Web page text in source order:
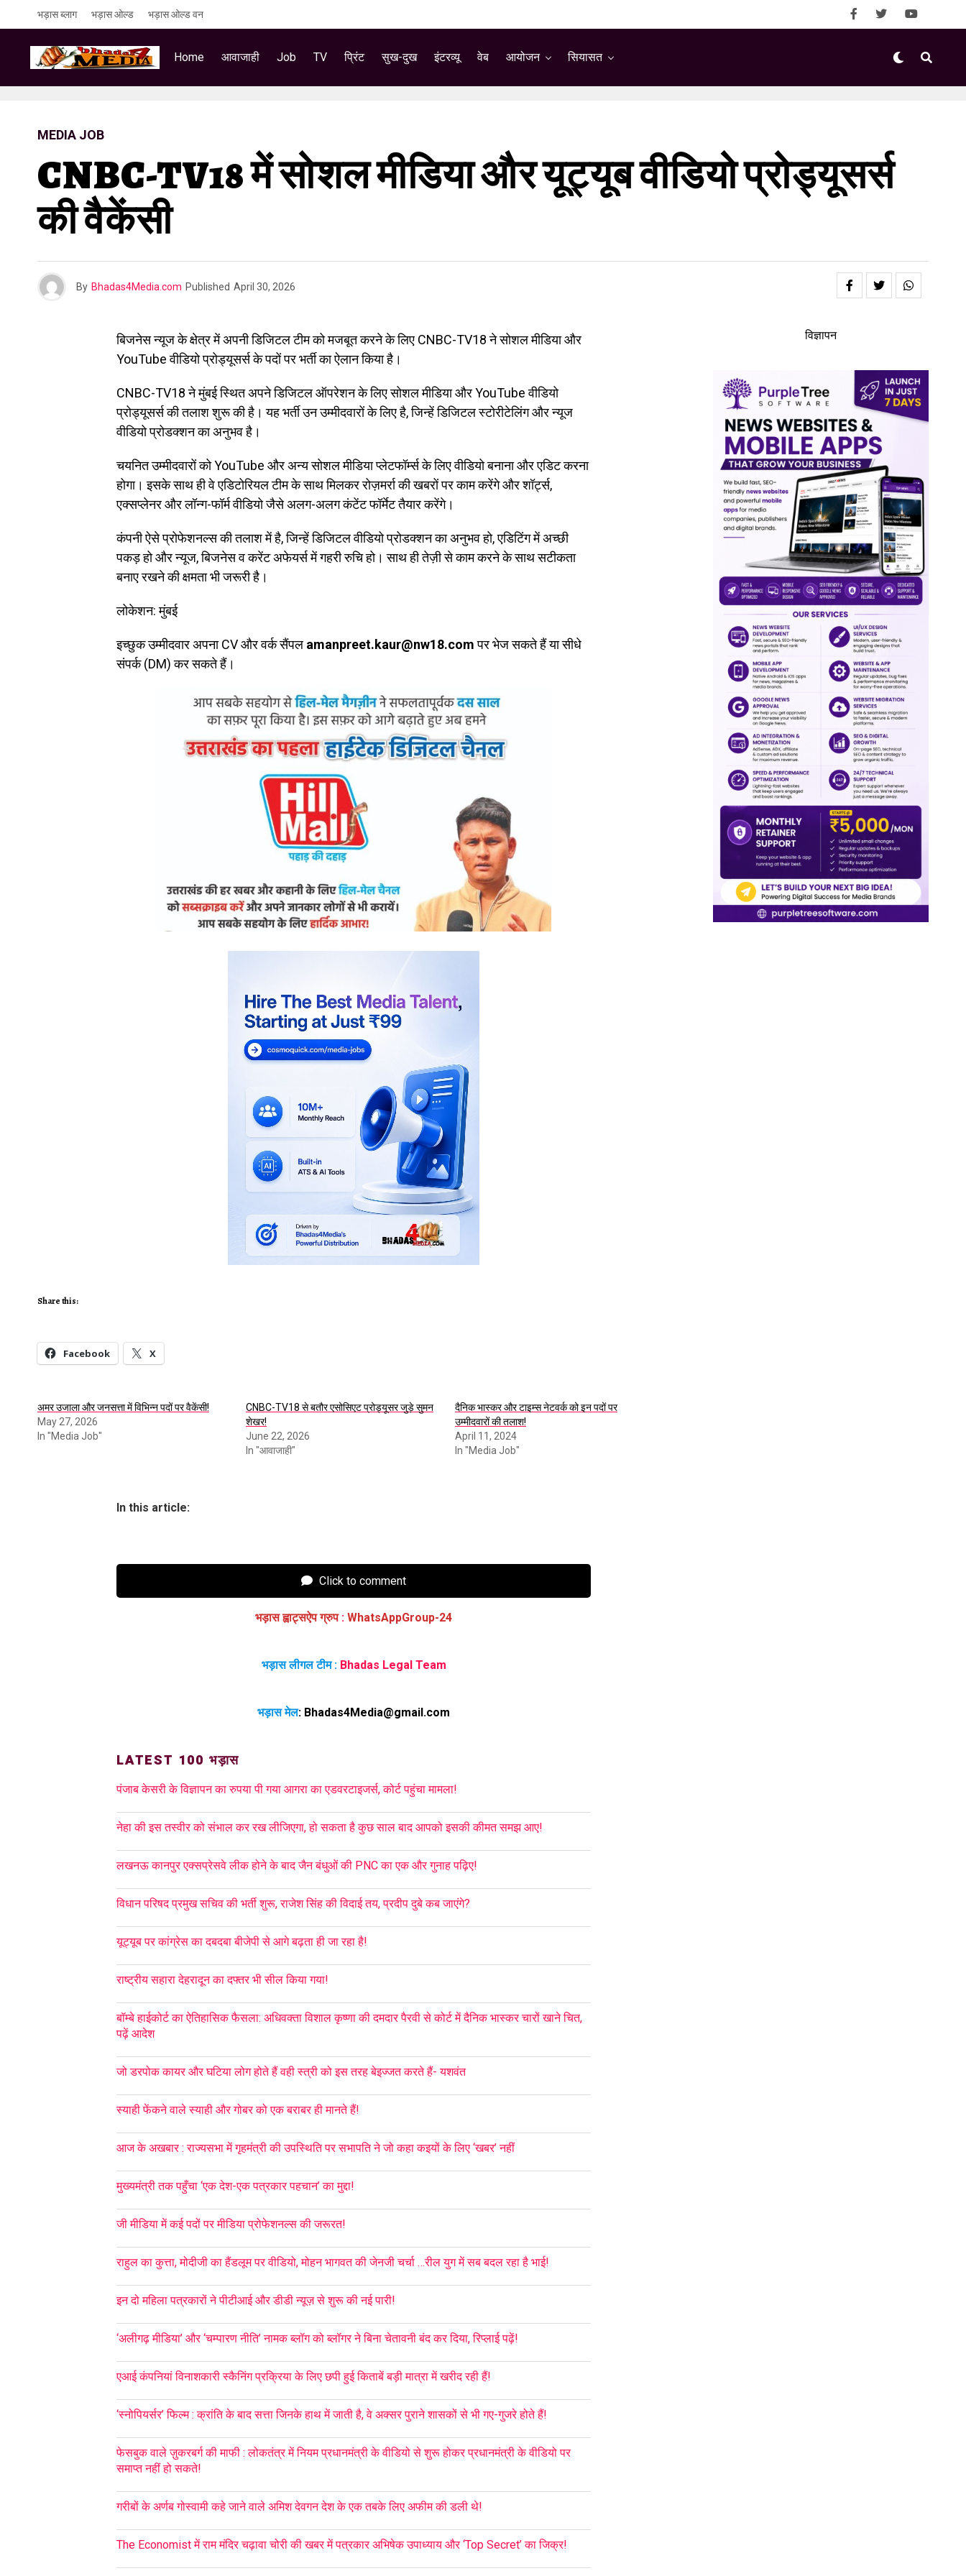
भड़ास ब्लाग भड़ास ओल्ड भड़ास ओल्ड वन
Home आवाजाही Job TV प्रिंट सुख-दुख इंटरव्यू वेब आयोजन सियासत
MEDIA JOB
CNBC-TV18 में सोशल मीडिया और यूट्यूब वीडियो प्रोड्यूसर्स
की वैकेंसी
By Bhadas4Media.com Published April 30, 2026
बिजनेस न्यूज के क्षेत्र में अपनी डिजिटल टीम को मजबूत करने के लिए CNBC-TV18 ने सोशल मीडिया और
YouTube वीडियो प्रोड्यूसर्स के पदों पर भर्ती का ऐलान किया है।
CNBC-TV18 ने मुंबई स्थित अपने डिजिटल ऑपरेशन के लिए सोशल मीडिया और YouTube वीडियो
प्रोड्यूसर्स की तलाश शुरू की है। यह भर्ती उन उम्मीदवारों के लिए है, जिन्हें डिजिटल स्टोरीटेलिंग और न्यूज
वीडियो प्रोडक्शन का अनुभव है।
चयनित उम्मीदवारों को YouTube और अन्य सोशल मीडिया प्लेटफॉर्म्स के लिए वीडियो बनाना और एडिट करना
होगा। इसके साथ ही वे एडिटोरियल टीम के साथ मिलकर रोज़मर्रा की खबरों पर काम करेंगे और शॉर्ट्स,
एक्सप्लेनर और लॉन्ग-फॉर्म वीडियो जैसे अलग-अलग कंटेंट फॉर्मेट तैयार करेंगे।
कंपनी ऐसे प्रोफेशनल्स की तलाश में है, जिन्हें डिजिटल वीडियो प्रोडक्शन का अनुभव हो, एडिटिंग में अच्छी
पकड़ हो और न्यूज, बिजनेस व करेंट अफेयर्स में गहरी रुचि हो। साथ ही तेज़ी से काम करने के साथ सटीकता
बनाए रखने की क्षमता भी जरूरी है।
लोकेशन: मुंबई
इच्छुक उम्मीदवार अपना CV और वर्क सैंपल amanpreet.kaur@nw18.comपर भेज सकते हैं या सीधे
संपर्क (DM) कर सकते हैं।
Share this:
Facebook X
अमर उजाला और जनसत्ता में विभिन्न पदों पर वैकेंसी!
May 27, 2026
In "Media Job"
CNBC-TV18 से बतौर एसोसिएट प्रोड्यूसर जुड़े सुमन
शेखर!
June 22, 2026
In "आवाजाही"
दैनिक भास्कर और टाइम्स नेटवर्क को इन पदों पर
उम्मीदवारों की तलाश!
April 11, 2024
In "Media Job"
In this article:
Click to comment
भड़ास ह्वाट्सऐप ग्रुप : WhatsAppGroup-24
भड़ास लीगल टीम : Bhadas Legal Team
भड़ास मेल: Bhadas4Media@gmail.com
LATEST 100 भड़ास
पंजाब केसरी के विज्ञापन का रुपया पी गया आगरा का एडवरटाइजर्स, कोर्ट पहुंचा मामला!
नेहा की इस तस्वीर को संभाल कर रख लीजिएगा, हो सकता है कुछ साल बाद आपको इसकी कीमत समझ आए!
लखनऊ कानपुर एक्सप्रेसवे लीक होने के बाद जैन बंधुओं की PNC का एक और गुनाह पढ़िए!
विधान परिषद प्रमुख सचिव की भर्ती शुरू, राजेश सिंह की विदाई तय, प्रदीप दुबे कब जाएंगे?
यूट्यूब पर कांग्रेस का दबदबा बीजेपी से आगे बढ़ता ही जा रहा है!
राष्ट्रीय सहारा देहरादून का दफ्तर भी सील किया गया!
बॉम्बे हाईकोर्ट का ऐतिहासिक फैसला: अधिवक्ता विशाल कृष्णा की दमदार पैरवी से कोर्ट में दैनिक भास्कर चारों खाने चित,
पढ़ें आदेश
जो डरपोक कायर और घटिया लोग होते हैं वही स्त्री को इस तरह बेइज्जत करते हैं- यशवंत
स्याही फेंकने वाले स्याही और गोबर को एक बराबर ही मानते हैं!
आज के अखबार : राज्यसभा में गृहमंत्री की उपस्थिति पर सभापति ने जो कहा कइयों के लिए ‘खबर’ नहीं
मुख्यमंत्री तक पहुँचा ‘एक देश-एक पत्रकार पहचान’ का मुद्दा!
जी मीडिया में कई पदों पर मीडिया प्रोफेशनल्स की जरूरत!
राहुल का कुत्ता, मोदीजी का हैंडलूम पर वीडियो, मोहन भागवत की जेनजी चर्चा …रील युग में सब बदल रहा है भाई!
इन दो महिला पत्रकारों ने पीटीआई और डीडी न्यूज़ से शुरू की नई पारी!
‘अलीगढ़ मीडिया’ और ‘चम्पारण नीति’ नामक ब्लॉग को ब्लॉगर ने बिना चेतावनी बंद कर दिया, रिप्लाई पढ़ें!
एआई कंपनियां विनाशकारी स्कैनिंग प्रक्रिया के लिए छपी हुई किताबें बड़ी मात्रा में खरीद रही हैं!
‘स्नोपियर्सर’ फिल्म : क्रांति के बाद सत्ता जिनके हाथ में जाती है, वे अक्सर पुराने शासकों से भी गए-गुजरे होते हैं!
फेसबुक वाले ज़ुकरबर्ग की माफी : लोकतंत्र में नियम प्रधानमंत्री के वीडियो से शुरू होकर प्रधानमंत्री के वीडियो पर
समाप्त नहीं हो सकते!
गरीबों के अर्णब गोस्वामी कहे जाने वाले अमिश देवगन देश के एक तबके लिए अफीम की डली थे!
The Economist में राम मंदिर चढ़ावा चोरी की खबर में पत्रकार अभिषेक उपाध्याय और ‘Top Secret’ का जिक्र!
विज्ञापन